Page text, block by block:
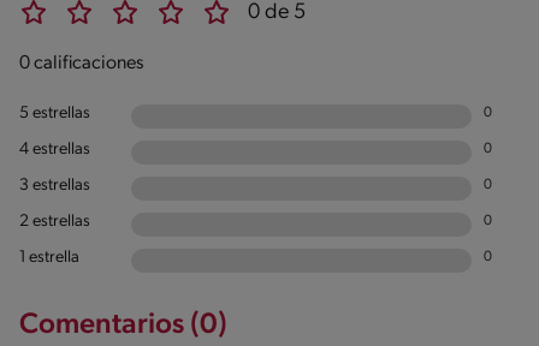
0 de 5
0 calificaciones
5 estrellas 0
4 estrellas 0
3 estrellas 0
2 estrellas 0
1 estrella 0
Comentarios (0)